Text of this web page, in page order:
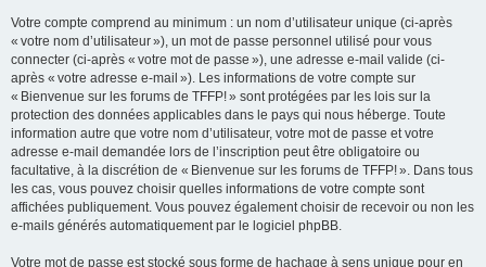
Votre compte comprend au minimum : un nom d’utilisateur unique (ci-après
« votre nom d’utilisateur »), un mot de passe personnel utilisé pour vous
connecter (ci-après « votre mot de passe »), une adresse e-mail valide (ci-
après « votre adresse e-mail »). Les informations de votre compte sur
« Bienvenue sur les forums de TFFP! » sont protégées par les lois sur la
protection des données applicables dans le pays qui nous héberge. Toute
information autre que votre nom d’utilisateur, votre mot de passe et votre
adresse e-mail demandée lors de l’inscription peut être obligatoire ou
facultative, à la discrétion de « Bienvenue sur les forums de TFFP! ». Dans tous
les cas, vous pouvez choisir quelles informations de votre compte sont
affichées publiquement. Vous pouvez également choisir de recevoir ou non les
e-mails générés automatiquement par le logiciel phpBB.
Votre mot de passe est stocké sous forme de hachage à sens unique pour en